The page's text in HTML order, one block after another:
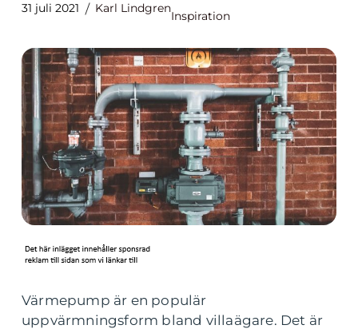
31 juli 2021 Karl Lindgren
Inspiration
Värmepump är en populär
uppvärmningsform bland villaägare. Det är